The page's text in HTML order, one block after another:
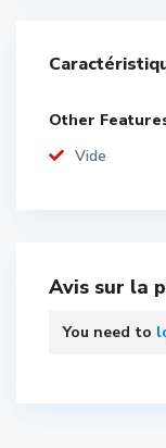
Other
Vide
Avis sur la
You need to